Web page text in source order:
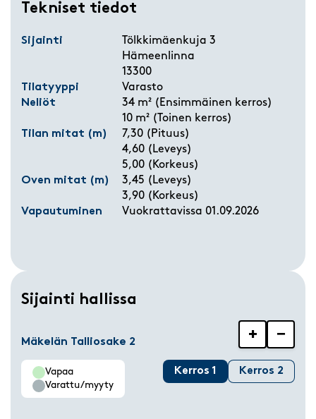
Tekniset tiedot
Sijainti
Tölkkimäenkuja 3
Hämeenlinna
13300
Tilatyyppi
Varasto
Neliöt
34 m² (Ensimmäinen kerros)
10 m² (Toinen kerros)
Tilan mitat (m)
7,30 (Pituus)
4,60 (Leveys)
5,00 (Korkeus)
Oven mitat (m)
3,45 (Leveys)
3,90 (Korkeus)
Vapautuminen
Vuokrattavissa 01.09.2026
Sijainti hallissa
Mäkelän Talliosake 2 + −
Vapaa
Varattu/myyty
Kerros 1 Kerros 2